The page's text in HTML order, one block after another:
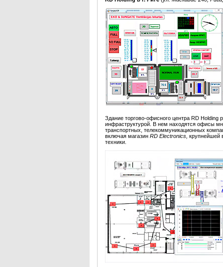
Здание торгово-офисного центра RD Holding
инфраструктурой. В нем находятся офисы
транспортных, телекоммуникационных
включая магазин RD Electronics, крупнейшей
техники.